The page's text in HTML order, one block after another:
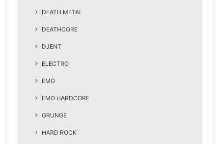
DEATH METAL
DEATHCORE
DJENT
ELECTRO
EMO
EMO HARDCORE
GRUNGE
HARD ROCK